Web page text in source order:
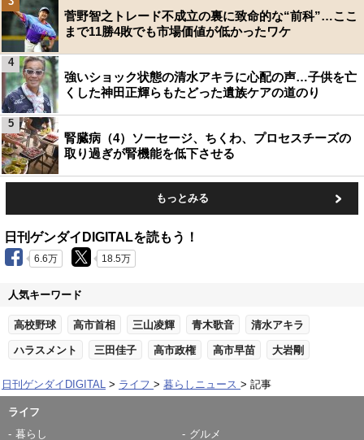
菅野智之トレード不成立の裏に致命的な“前科”…ここ
まで11勝4敗でも市場価値が低かったワケ
強いショック状態の清水アキラに心配の声…子供を亡
くした神田正輝らもたどった遺族ケアの道のり
4
腎臓病（4）ソーセージ、ちくわ、プロセスチーズの
取り過ぎが腎機能を低下させる
5
もっとみる
日刊ゲンダイDIGITALを読もう！
6.6万 18.5万
人気キーワード
高校野球 高市首相 三山凌輝 青木歌音 清水アキラ
ハラスメント 三田佳子 高市政権 高市早苗 大岩剛
日刊ゲンダイDIGITAL ライフ 暮らしニュース 記事
ライフ
暮らし
グルメ